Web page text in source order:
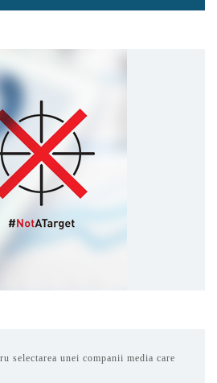
selectarea unei companii media care